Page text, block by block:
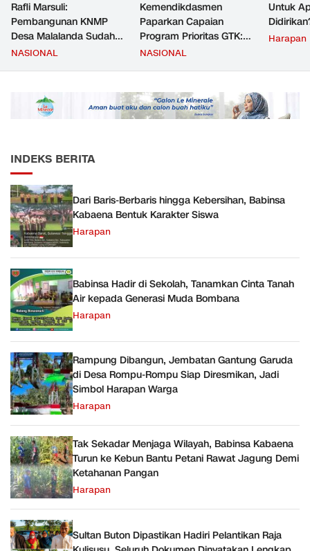
Rafli Marsuli:
Pembangunan KNMP
Desa Malalanda Sudah
Mencapai 69 Persen dan
JMD dan JMF
NASIONAL
Kemendikdasmen
Paparkan Capaian
Program Prioritas GTK:
Kompetensi Meningkat,
NASIONAL
Untuk
Harapan
INDEKS BERITA
Dari Baris-Berbaris hingga Kebersihan, Babinsa
Kabaena Bentuk Karakter Siswa
Harapan
Babinsa Hadir di Sekolah, Tanamkan Cinta Tanah
Air kepada Generasi Muda Bombana
Harapan
Rampung Dibangun, Jembatan Gantung Garuda
di Desa Rompu-Rompu Siap Diresmikan, Jadi
Simbol Harapan Warga
Harapan
Tak Sekadar Menjaga Wilayah, Babinsa Kabaena
Turun ke Kebun Bantu Petani Rawat Jagung Demi
Ketahanan Pangan
Harapan
Sultan Buton Dipastikan Hadiri Pelantikan Raja